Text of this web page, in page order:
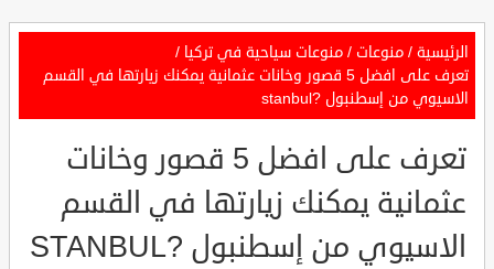
الرئيسية / منوعات / منوعات سياحية في تركيا /
تعرف على افضل 5 قصور وخانات عثمانية يمكنك زيارتها في القسم
الاسيوي من إسطنبول ?stanbul
تعرف على افضل 5 قصور وخانات
عثمانية يمكنك زيارتها في القسم
الاسيوي من إسطنبول ?STANBUL